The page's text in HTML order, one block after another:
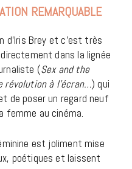
REMARQUABLE
d’Iris Brey et c’est très
dans la lignée
(Sex and the
révolution à l’écran…) qui
de poser un regard neuf
femme au cinéma.
est joliment mise
poétiques et laissent